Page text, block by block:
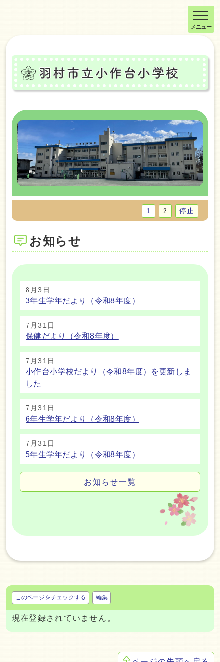
メニュー
1 2 停止
お知らせ
8月3日
3年生学年だより（令和8年度）
7月31日
保健だより（令和8年度）
7月31日
小作台小学校だより（令和8年度）を更新しま
した
7月31日
6年生学年だより（令和8年度）
7月31日
5年生学年だより（令和8年度）
お知らせ一覧
このページをチェックする 編集
現在登録されていません。